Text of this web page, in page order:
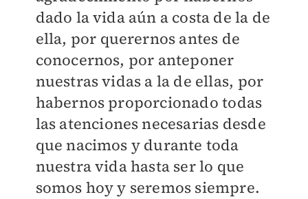
dado la vida aún a costa de la de
ella, por querernos antes de
conocernos, por anteponer
nuestras vidas a la de ellas, por
habernos proporcionado todas
las atenciones necesarias desde
que nacimos y durante toda
nuestra vida hasta ser lo que
somos hoy y seremos siempre.